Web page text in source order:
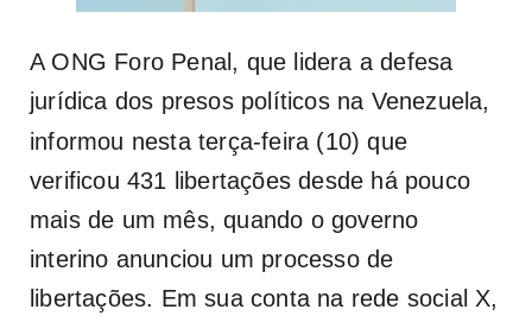
A ONG Foro Penal, que lidera a defesa
jurídica dos presos políticos na Venezuela,
informou nesta terça-feira (10) que
verificou 431 libertações desde há pouco
mais de um mês, quando o governo
interino anunciou um processo de
libertações. Em sua conta na rede social X,